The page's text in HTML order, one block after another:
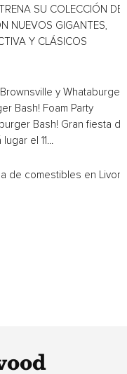
SU COLECCIÓN DE
NUEVOS GIGANTES,
Y CLÁSICOS
y Whataburger
Bash! Foam Party
Bash! Gran fiesta de
el 11...
de comestibles en